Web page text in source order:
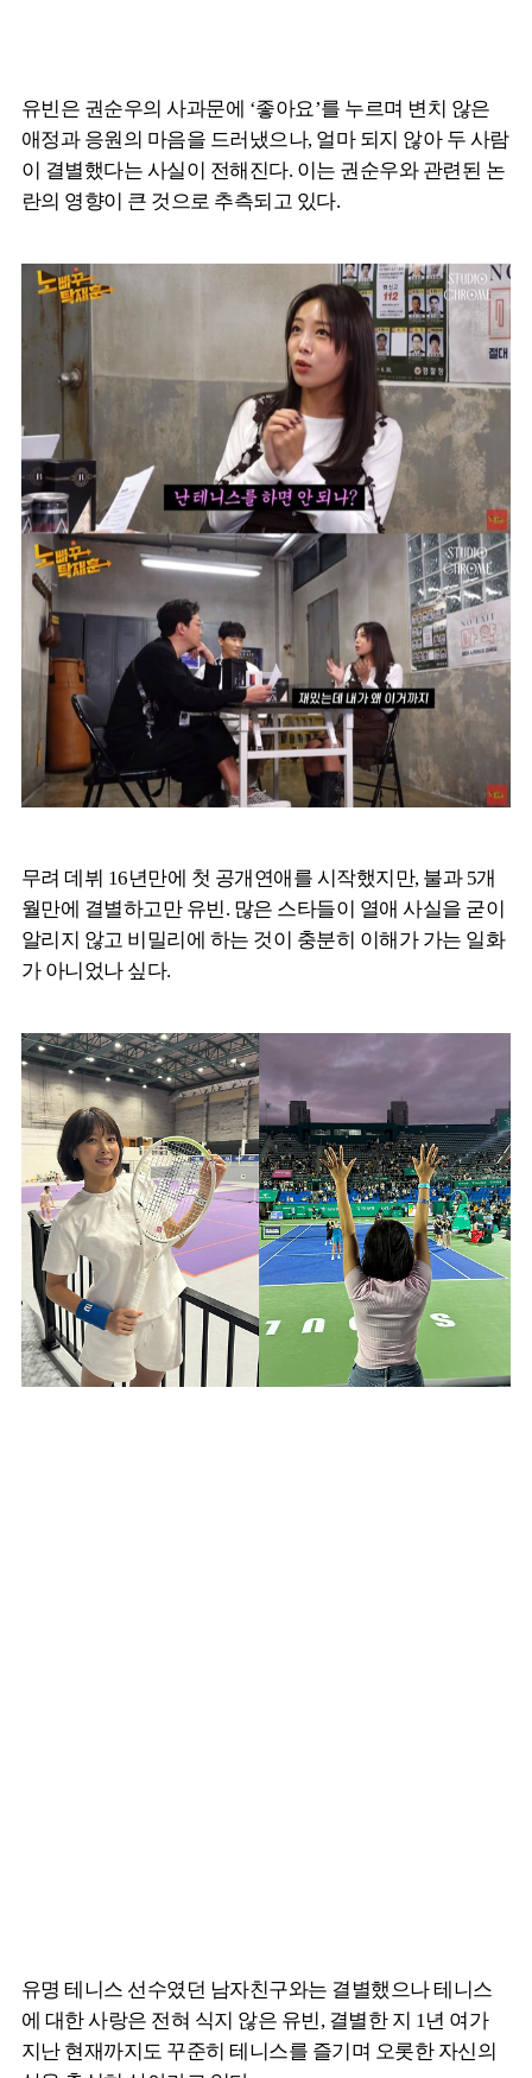
유빈은 권순우의 사과문에 ‘좋아요’를 누르며 변치 않은
애정과 응원의 마음을 드러냈으나, 얼마 되지 않아 두 사람
이 결별했다는 사실이 전해진다. 이는 권순우와 관련된 논
란의 영향이 큰 것으로 추측되고 있다.
무려 데뷔 16년만에 첫 공개연애를 시작했지만, 불과 5개
월만에 결별하고만 유빈. 많은 스타들이 열애 사실을 굳이
알리지 않고 비밀리에 하는 것이 충분히 이해가 가는 일화
가 아니었나 싶다.
유명 테니스 선수였던 남자친구와는 결별했으나 테니스
에 대한 사랑은 전혀 식지 않은 유빈, 결별한 지 1년 여가
지난 현재까지도 꾸준히 테니스를 즐기며 오롯한 자신의